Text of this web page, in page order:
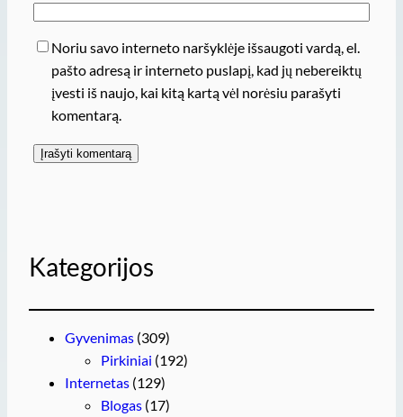
Noriu savo interneto naršyklėje išsaugoti vardą, el.
pašto adresą ir interneto puslapį, kad jų nebereiktų
įvesti iš naujo, kai kitą kartą vėl norėsiu parašyti
komentarą.
Kategorijos
Gyvenimas (309)
Pirkiniai (192)
Internetas (129)
Blogas (17)